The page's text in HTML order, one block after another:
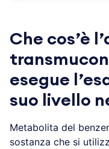
Che cos’è
esegue
suo livello
Metabolita del
sostanza che si